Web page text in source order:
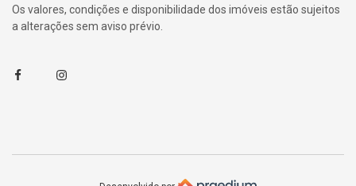
Os valores, condições e disponibilidade dos imóveis estão sujeitos
a alterações sem aviso prévio.
FacebookInstagram